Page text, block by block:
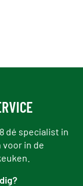
dé specialist in
voor in de